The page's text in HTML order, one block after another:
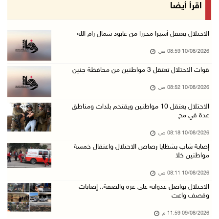
الاحتلال يواصل عدوانه على غزة والضفة.. إصابات ...
"نقابة الصحفيين": 108 اعتداءات بحق الصحفيين ا ...
09/آب/2026 11:27 م
09/آب/2026 10:35 م
قصف مدفعي للاحتلال وإطلاق نار كثيف شمال ووسط ...
09/آب/2026 10:25 م
الاحتلال يقتحم المزرعة الغربية
اقرأ أيضا
الاحتلال يعتقل أسيرا محررا من عابود شمال رام الله
10/08/2026 08:59 ص
قوات الاحتلال تعتقل 3 مواطنين من محافظة جنين
10/08/2026 08:52 ص
الاحتلال يعتقل 10 مواطنين ويقتحم بلدات ومناطق
عدة في مح
10/08/2026 08:18 ص
إصابة شاب بشظايا رصاص الاحتلال واعتقال خمسة
مواطنين خلا
10/08/2026 08:11 ص
الاحتلال يواصل عدوانه على غزة والضفة.. إصابات
وقصف واعت
09/08/2026 11:59 م